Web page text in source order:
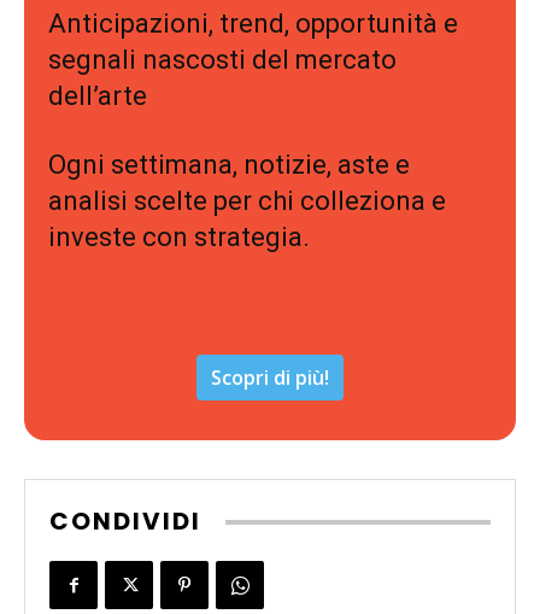
Anticipazioni, trend, opportunità e
segnali nascosti del mercato
dell’arte
Ogni settimana, notizie, aste e
analisi scelte per chi colleziona e
investe con strategia.
Scopri di più!
CONDIVIDI